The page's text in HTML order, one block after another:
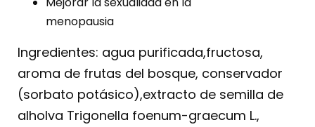
Ingredientes: agua purificada,fructosa,
aroma de frutas del bosque, conservador
(sorbato potásico),extracto de semilla de
alholva Trigonella foenum-graecum L.,